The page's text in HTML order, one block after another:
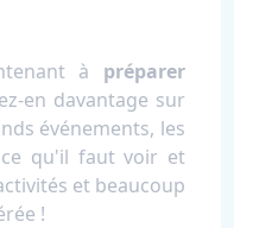
à préparer
en davantage sur
événements, les
ce qu'il faut voir et
et beaucoup
!